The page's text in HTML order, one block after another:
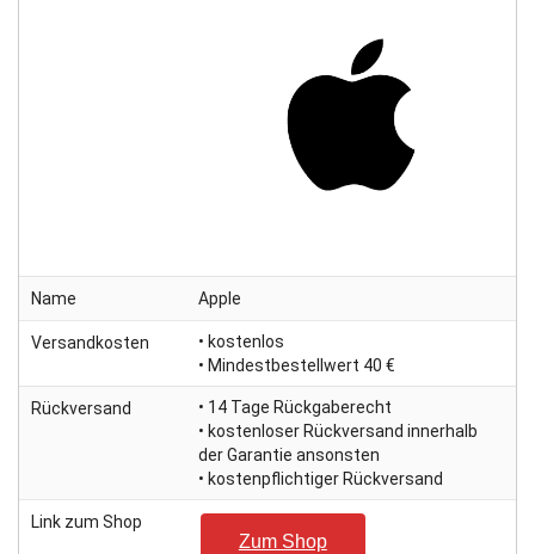
Name Apple
Versandkosten
• kostenlos
• Mindestbestellwert 40 €
Rückversand
• 14 Tage Rückgaberecht
• kostenloser Rückversand innerhalb
der Garantie ansonsten
• kostenpflichtiger Rückversand
Link zum Shop
Zum Shop